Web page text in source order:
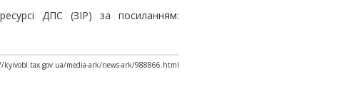
ДПС (ЗІР) за посиланням:
kyivobl.tax.gov.ua/media-ark/news-ark/988866.html